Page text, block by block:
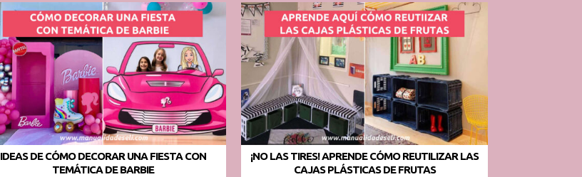
IDEAS DE CÓMO DECORAR UNA FIESTA CON
TEMÁTICA DE BARBIE
¡NO LAS TIRES! APRENDE CÓMO REUTILIZAR LAS
CAJAS PLÁSTICAS DE FRUTAS